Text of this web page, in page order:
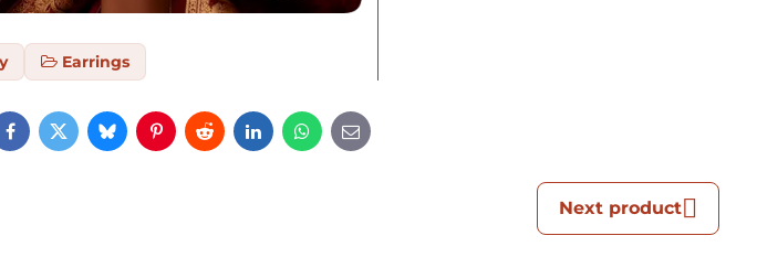
Earrings
Facebook
TwitterBlueskyPinterest
RedditLinkedInWhatsApp
E-
mail
Next product